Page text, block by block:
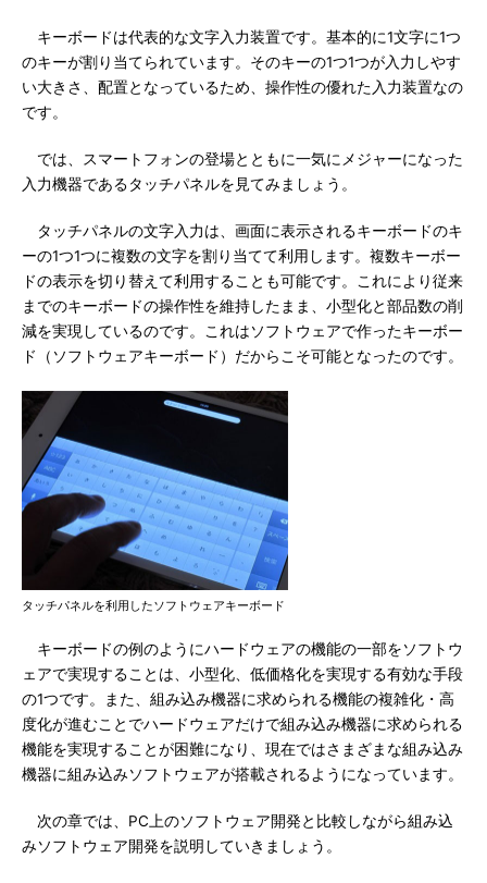
キーボードは代表的な文字入力装置です。基本的に1文字に1つ
のキーが割り当てられています。そのキーの1つ1つが入力しやす
い大きさ、配置となっているため、操作性の優れた入力装置なの
です。
では、スマートフォンの登場とともに一気にメジャーになった
入力機器であるタッチパネルを見てみましょう。
タッチパネルの文字入力は、画面に表示されるキーボードのキ
ーの1つ1つに複数の文字を割り当てて利用します。複数キーボー
ドの表示を切り替えて利用することも可能です。これにより従来
までのキーボードの操作性を維持したまま、小型化と部品数の削
減を実現しているのです。これはソフトウェアで作ったキーボー
ド（ソフトウェアキーボード）だからこそ可能となったのです。
タッチパネルを利用したソフトウェアキーボード
キーボードの例のようにハードウェアの機能の一部をソフトウ
ェアで実現することは、小型化、低価格化を実現する有効な手段
の1つです。また、組み込み機器に求められる機能の複雑化・高
度化が進むことでハードウェアだけで組み込み機器に求められる
機能を実現することが困難になり、現在ではさまざまな組み込み
機器に組み込みソフトウェアが搭載されるようになっています。
次の章では、PC上のソフトウェア開発と比較しながら組み込
みソフトウェア開発を説明していきましょう。